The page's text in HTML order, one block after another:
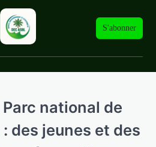
S'abonner
national de
des jeunes et des